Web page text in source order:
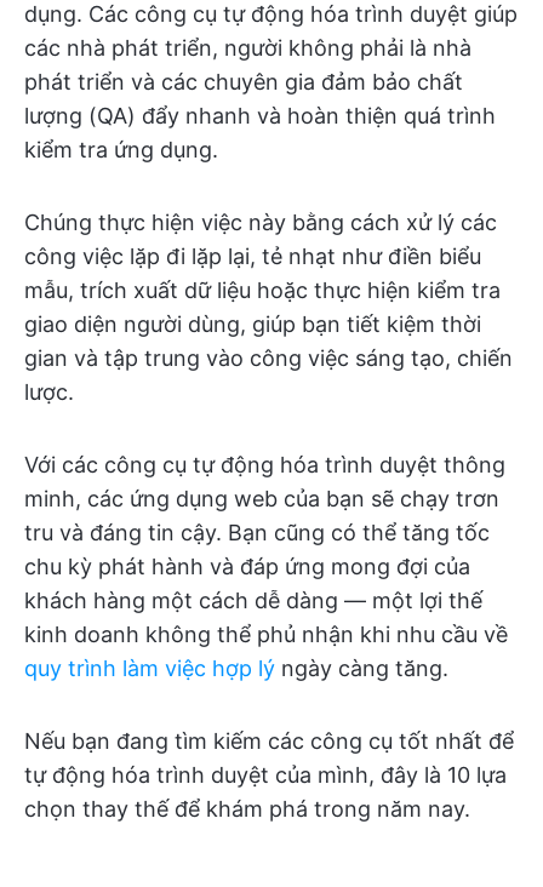
dụng. Các công cụ tự động hóa trình duyệt giúp
các nhà phát triển, người không phải là nhà
phát triển và các chuyên gia đảm bảo chất
lượng (QA) đẩy nhanh và hoàn thiện quá trình
kiểm tra ứng dụng.
Chúng thực hiện việc này bằng cách xử lý các
công việc lặp đi lặp lại, tẻ nhạt như điền biểu
mẫu, trích xuất dữ liệu hoặc thực hiện kiểm tra
giao diện người dùng, giúp bạn tiết kiệm thời
gian và tập trung vào công việc sáng tạo, chiến
lược.
Với các công cụ tự động hóa trình duyệt thông
minh, các ứng dụng web của bạn sẽ chạy trơn
tru và đáng tin cậy. Bạn cũng có thể tăng tốc
chu kỳ phát hành và đáp ứng mong đợi của
khách hàng một cách dễ dàng — một lợi thế
kinh doanh không thể phủ nhận khi nhu cầu về
quy trình làm việc hợp lý ngày càng tăng.
Nếu bạn đang tìm kiếm các công cụ tốt nhất để
tự động hóa trình duyệt của mình, đây là 10 lựa
chọn thay thế để khám phá trong năm nay.